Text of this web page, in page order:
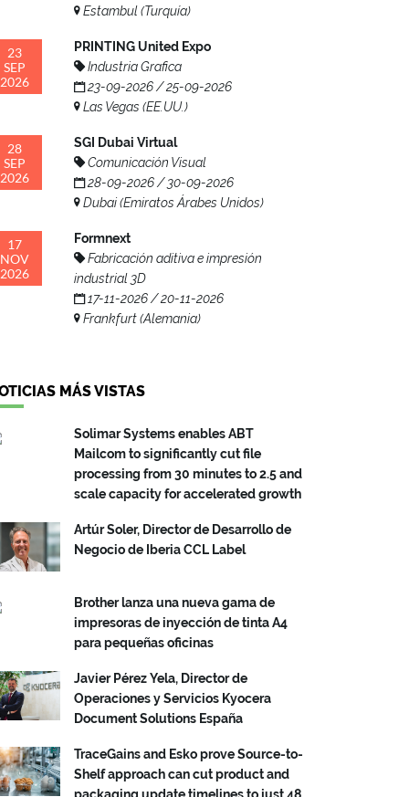
Estambul (Turquía)
23
SEP
2026
PRINTING United Expo
Industria Grafica
23-09-2026 / 25-09-2026
Las Vegas (EE.UU.)
28
SEP
2026
SGI Dubai Virtual
Comunicación Visual
28-09-2026 / 30-09-2026
Dubai (Emiratos Árabes Unidos)
17
NOV
2026
Formnext
Fabricación aditiva e impresión
industrial 3D
17-11-2026 / 20-11-2026
Frankfurt (Alemania)
MÁS VISTAS
Solimar Systems enables ABT
Mailcom to significantly cut file
processing from 30 minutes to 2.5 and
scale capacity for accelerated growth
Artúr Soler, Director de Desarrollo de
Negocio de Iberia CCL Label
Brother lanza una nueva gama de
impresoras de inyección de tinta A4
para pequeñas oficinas
Javier Pérez Yela, Director de
Operaciones y Servicios Kyocera
Document Solutions España
TraceGains and Esko prove Source-to-
Shelf approach can cut product and